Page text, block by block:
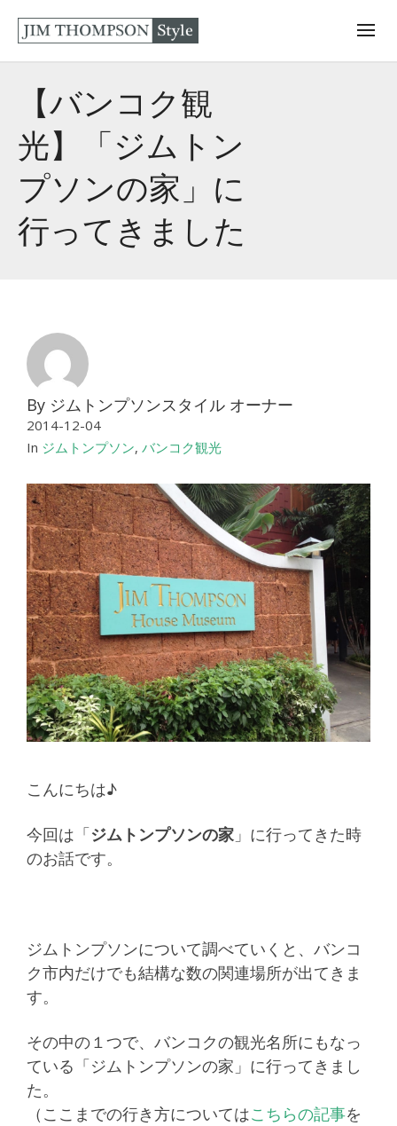
【バンコク観
光】「ジムトン
プソンの家」に
行ってきました
By ジムトンプソンスタイル オーナー
2014-12-04
In ジムトンプソン, バンコク観光
こんにちは♪
今回は「ジムトンプソンの家 」に行ってきた時
のお話です。
ジムトンプソンについて調べていくと、バンコ
ク市内だけでも結構な数の関連場所が出てきま
す。
その中の１つで、バンコクの観光名所にもなっ
ている「ジムトンプソンの家」に行ってきまし
た。
（ここまでの行き方についてはこちらの記事を